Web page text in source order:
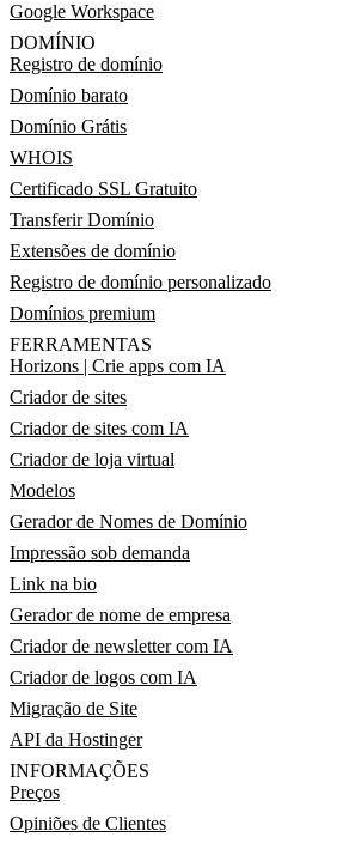
Google Workspace
DOMÍNIO
Registro de domínio
Domínio barato
Domínio Grátis
WHOIS
Certificado SSL Gratuito
Transferir Domínio
Extensões de domínio
Registro de domínio personalizado
Domínios premium
FERRAMENTAS
Horizons | Crie apps com IA
Criador de sites
Criador de sites com IA
Criador de loja virtual
Modelos
Gerador de Nomes de Domínio
Impressão sob demanda
Link na bio
Gerador de nome de empresa
Criador de newsletter com IA
Criador de logos com IA
Migração de Site
API da Hostinger
INFORMAÇÕES
Preços
Opiniões de Clientes